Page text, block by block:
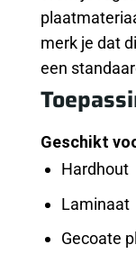
merk je dat
een
Geschikt
Hardhout
Laminaat
Gecoate